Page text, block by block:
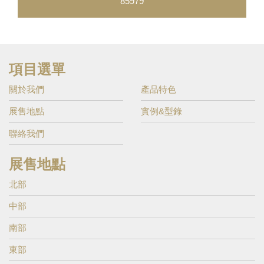
項目選單
關於我們 產品特色
展售地點 實例&型錄
聯絡我們
展售地點
北部
中部
南部
東部